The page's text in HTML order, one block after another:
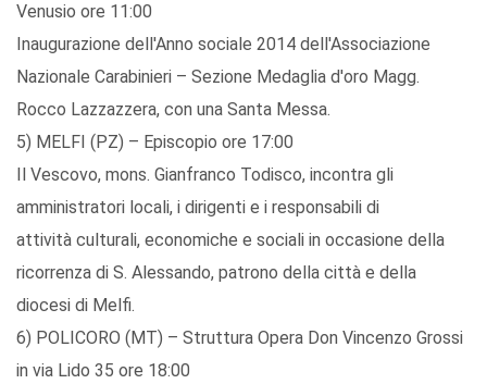
Venusio ore 11:00
Inaugurazione dell'Anno sociale 2014 dell'Associazione
Nazionale Carabinieri – Sezione Medaglia d'oro Magg.
Rocco Lazzazzera, con una Santa Messa.
5) MELFI (PZ) – Episcopio ore 17:00
Il Vescovo, mons. Gianfranco Todisco, incontra gli
amministratori locali, i dirigenti e i responsabili di
attività culturali, economiche e sociali in occasione della
ricorrenza di S. Alessando, patrono della città e della
diocesi di Melfi.
6) POLICORO (MT) – Struttura Opera Don Vincenzo Grossi
in via Lido 35 ore 18:00